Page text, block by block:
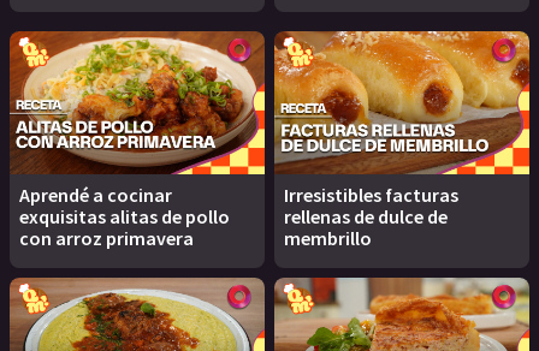
Aprendé a cocinar
exquisitas alitas de pollo
con arroz primavera
Irresistibles facturas
rellenas de dulce de
membrillo